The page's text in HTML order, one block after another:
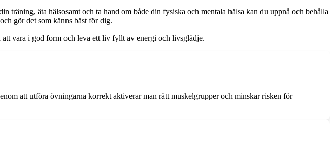
äta hälsosamt och ta hand om både din fysiska och mentala hälsa kan du uppnå och behålla
gör det som känns bäst för dig.
vara i god form och leva ett liv fyllt av energi och livsglädje.
att utföra övningarna korrekt aktiverar man rätt muskelgrupper och minskar risken för